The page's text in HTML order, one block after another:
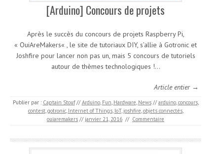
[Arduino] Concours de projets
Après le succès du concours de projets Raspberry Pi,
« OuiAreMakers« , le site de tutoriaux DIY, s’allie à Gotronic et
Joshfire pour lancer non pas un, mais 5 concours de tutoriels
autour de thèmes technologiques !…
Article entier →
Publier par : Captain Stouf // Arduino, Fun, Hardware, News // arduino,concours,
contest,gotronic, Internet of Things, IoT, joshfire,objets connectés,
ouiaremakers // janvier 21, 2016 // Commentaire